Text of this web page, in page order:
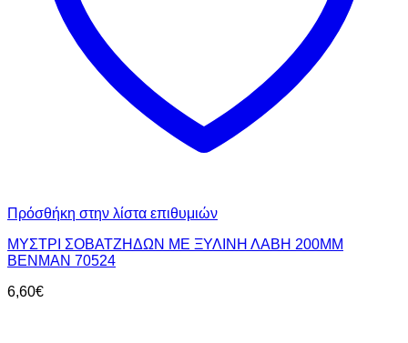
Πρόσθήκη στην λίστα επιθυμιών
ΜΥΣΤΡΙ ΣΟΒΑΤΖΗΔΩΝ ΜΕ ΞΥΛΙΝΗ ΛΑΒΗ 200MM
BENMAN 70524
6,60€